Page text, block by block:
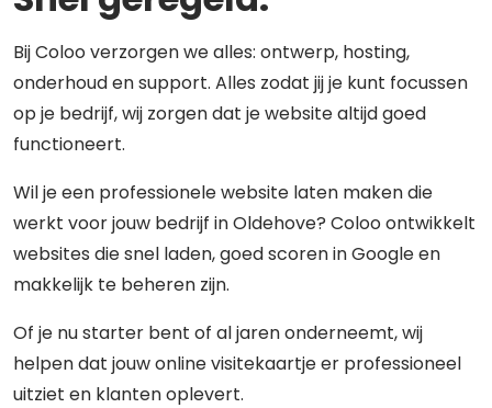
Bij Coloo verzorgen we alles: ontwerp, hosting,
onderhoud en support. Alles zodat jij je kunt focussen
op je bedrijf, wij zorgen dat je website altijd goed
functioneert.
Wil je een professionele website laten maken die
werkt voor jouw bedrijf in Oldehove? Coloo ontwikkelt
websites die snel laden, goed scoren in Google en
makkelijk te beheren zijn.
Of je nu starter bent of al jaren onderneemt, wij
helpen dat jouw online visitekaartje er professioneel
uitziet en klanten oplevert.